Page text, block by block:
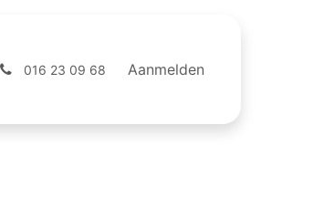
Webshop
016 23 09 68 Aanmelden